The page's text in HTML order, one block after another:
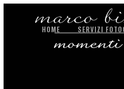
HOME SERVIZI